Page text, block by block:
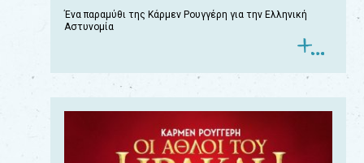
Ένα παραμύθι της Κάρμεν Ρουγγέρη για την Ελληνική
Αστυνομία